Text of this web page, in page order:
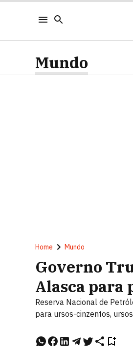
Mundo
Home Mundo
Governo
Alasca para
Reserva Nacional de
para ursos-cinzentos,